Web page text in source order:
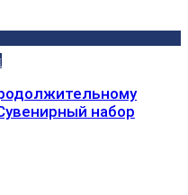
набор